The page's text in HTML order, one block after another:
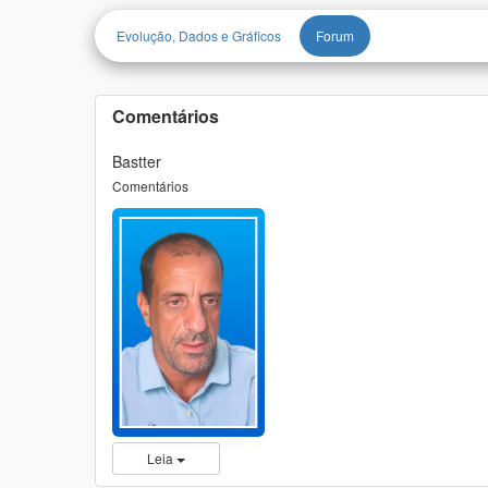
Evolução, Dados e Gráficos Forum
Comentários
Bastter
Comentários
Leia